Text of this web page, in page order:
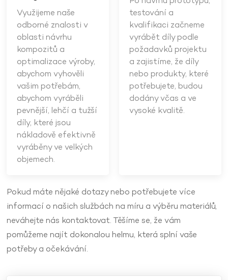
Využijeme naše
odborné znalosti v
oblasti návrhu
kompozitů a
optimalizace výroby,
abychom vyhověli
vašim potřebám,
abychom vyráběli
pevnější, lehčí a tužší
díly, které jsou
nákladově efektivně
vyráběny ve velkých
objemech.
testování a
kvalifikaci začneme
vyrábět díly podle
požadavků projektu
a zajistíme, že díly
nebo produkty, které
potřebujete, budou
dodány včas a ve
vysoké kvalitě.
Pokud máte nějaké dotazy nebo potřebujete více
informací o našich službách na míru a výběru materiálů,
neváhejte nás kontaktovat. Těšíme se, že vám
pomůžeme najít dokonalou helmu, která splní vaše
potřeby a očekávání.